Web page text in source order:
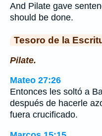
And Pilate gave
should be done.
Tesoro de la
Pilate.
Mateo 27:26
Entonces les soltó a
después de hacerle
fuera crucificado.